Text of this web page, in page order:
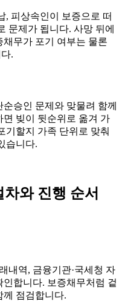
, 피상속인이 보증으로 떠
문제가 됩니다. 사망 뒤에
무가 포기 여부는 물론
.
승인 문제와 맞물려 함께
빚이 뒷순위로 옮겨 가
기할지 가족 단위로 맞춰
습니다.
와 진행 순서
내역, 금융기관·국세청 자
합니다. 보증채무처럼 겉
께 점검합니다.